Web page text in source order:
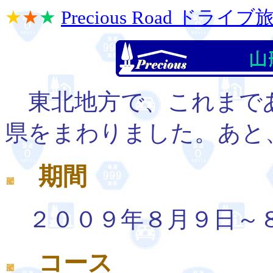
★★★ Precious Road ドライブ
東北地方で、これまで
県をまわりました。あ
期間
２００９年８月９日～
コース